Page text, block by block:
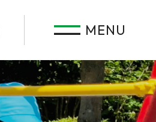
MENU